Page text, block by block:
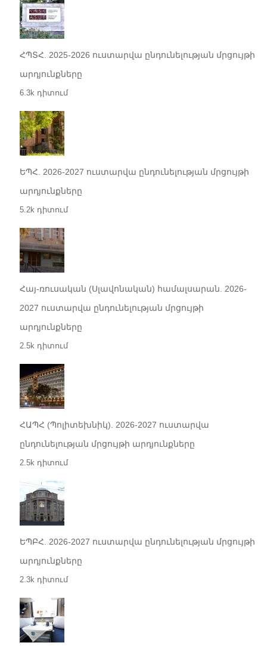
ՀՊՏՀ. 2025-2026 ուստարվա ընդունելության մրցույթի
արդյունքները
6.3k դիտում
ԵՊՀ. 2026-2027 ուստարվա ընդունելության մրցույթի
արդյունքները
5.2k դիտում
Հայ-ռուսական (Սլավոնական) համալսարան. 2026-
2027 ուստարվա ընդունելության մրցույթի
արդյունքները
2.5k դիտում
ՀԱՊՀ (Պոլիտեխնիկ). 2026-2027 ուստարվա
ընդունելության մրցույթի արդյունքները
2.5k դիտում
ԵՊԲՀ. 2026-2027 ուստարվա ընդունելության մրցույթի
արդյունքները
2.3k դիտում